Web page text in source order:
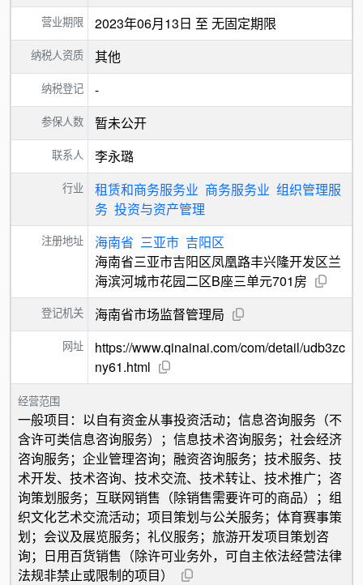
营业期限 2023年06月13日 至 无固定期限
纳税人资质 其他
纳税登记 -
参保人数 暂未公开
联系人 李永璐
行业 租赁和商务服务业 商务服务业 组织管理服
务 投资与资产管理
注册地址 海南省 三亚市 吉阳区
海南省三亚市吉阳区凤凰路丰兴隆开发区兰
海滨河城市花园二区B座三单元701房
登记机关 海南省市场监督管理局
网址
https://www.qinainai.com/com/detail/udb3zc
ny61.html
经营范围
一般项目：以自有资金从事投资活动；信息咨询服务（不
含许可类信息咨询服务）；信息技术咨询服务；社会经济
咨询服务；企业管理咨询；融资咨询服务；技术服务、技
术开发、技术咨询、技术交流、技术转让、技术推广；咨
询策划服务；互联网销售（除销售需要许可的商品）；组
织文化艺术交流活动；项目策划与公关服务；体育赛事策
划；会议及展览服务；礼仪服务；旅游开发项目策划咨
询；日用百货销售（除许可业务外，可自主依法经营法律
法规非禁止或限制的项目）